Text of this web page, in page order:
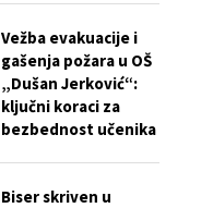
Vežba evakuacije i
gašenja požara u OŠ
„Dušan Jerković“:
ključni koraci za
bezbednost učenika
Biser skriven u